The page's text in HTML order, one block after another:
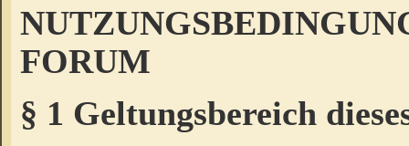
FORUM
§ 1 Geltungsbereich